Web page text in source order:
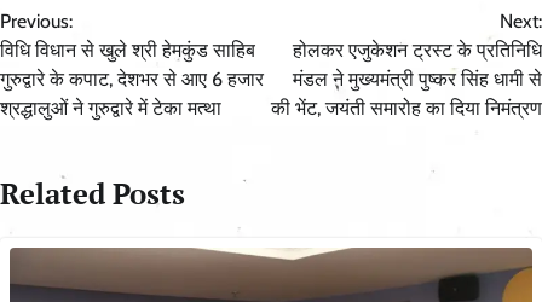
navigation
Previous:
विधि विधान से खुले श्री हेमकुंड साहिब
गुरुद्वारे के कपाट, देशभर से आए 6 हजार
श्रद्धालुओं ने गुरुद्वारे में टेका मत्था
Next:
होलकर एजुकेशन ट्रस्ट के प्रतिनिधि
मंडल ने मुख्यमंत्री पुष्कर सिंह धामी से
की भेंट, जयंती समारोह का दिया निमंत्रण
Related Posts